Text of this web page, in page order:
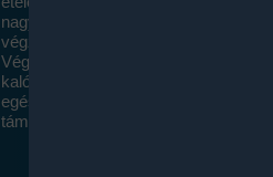
nagymértékben növelheted ha
végzel.
Végül, de nem utolsó sorban, a
kalóriaszámolás módszerét a legtöbb
egészségügyi szakorvos ajánlja és
támogatja.